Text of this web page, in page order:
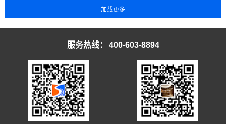
服务热线： 400-603-8894